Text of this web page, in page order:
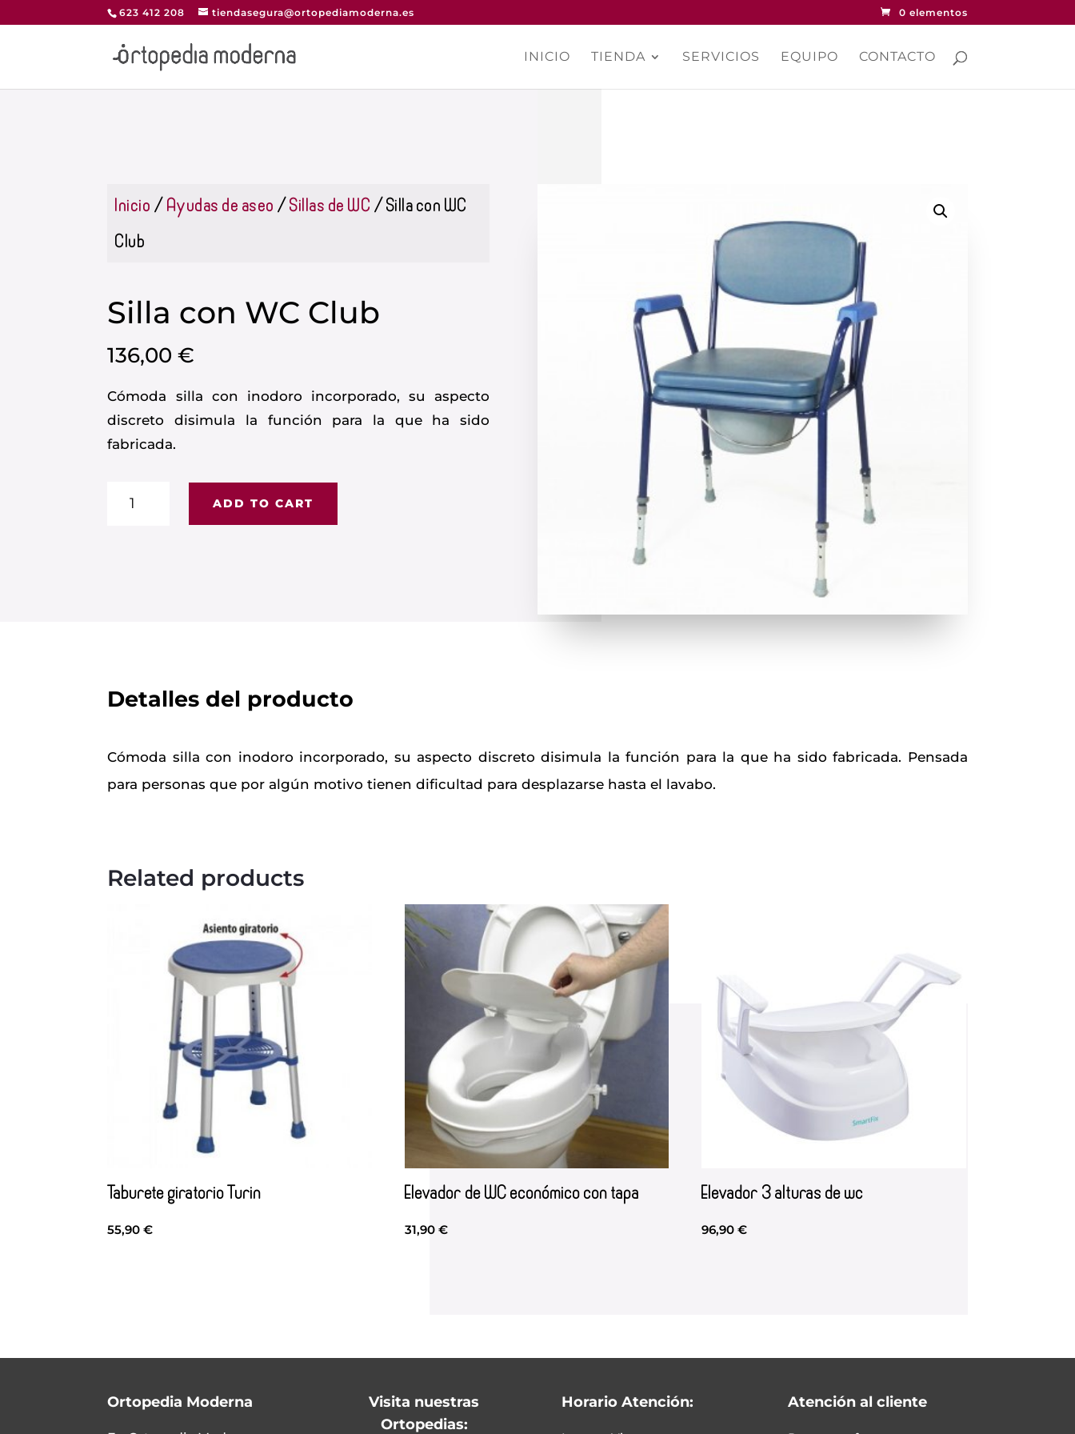
623 412 208 tiendasegura@ortopediamoderna.es 0 elementos
INICIO TIENDA SERVICIOS EQUIPO CONTACTO
Inicio/Ayudas de aseo/Sillas de WC/ Silla con WC
Club
Silla con WC Club
136,00€
Cómoda silla con inodoro incorporado, su aspecto
discreto disimula la función para la que ha sido
fabricada.
ADD TO CART
Detalles del producto
Cómoda silla con inodoro incorporado, su aspecto discreto disimula la función para la que ha sido fabricada. Pensada
para personas que por algún motivo tienen dificultad para desplazarse hasta el lavabo.
Related products
Taburete giratorio Turin
55,90€
Elevador de WC económico con tapa
31,90 €
Elevador 3 alturas de wc
96,90€
Ortopedia Moderna
Visita nuestras
Ortopedias:
Horario Atención: Atención al cliente